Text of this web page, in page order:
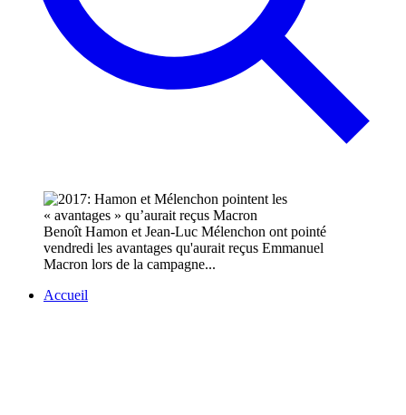
Benoît Hamon et Jean-Luc Mélenchon ont pointé
vendredi les avantages qu'aurait reçus Emmanuel
Macron lors de la campagne...
Accueil